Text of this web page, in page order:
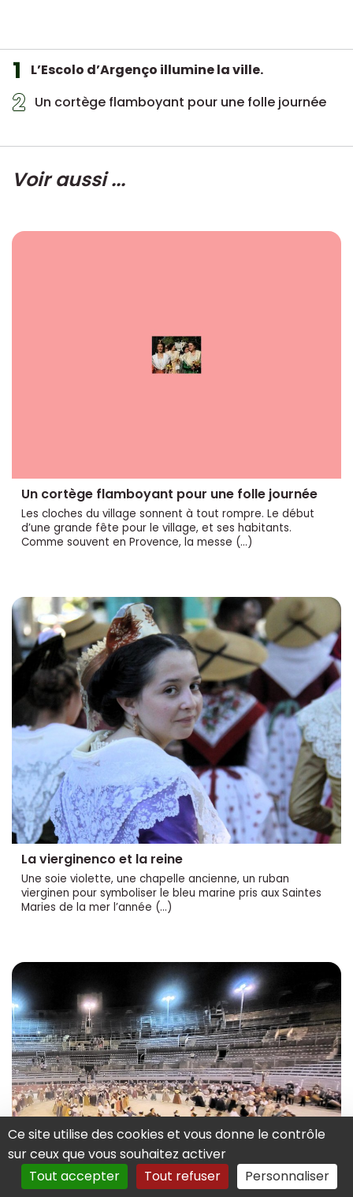
Ce site utilise des cookies et vous donne le contrôle
sur ceux que vous souhaitez activer
Tout accepter
Tout refuser Personnaliser
1 L’Escolo d’Argenço illumine la ville.
2 Un cortège flamboyant pour une folle journée
Voir aussi ...
Un cortège flamboyant pour une folle journée
Les cloches du village sonnent à tout rompre. Le début
d’une grande fête pour le village, et ses habitants.
Comme souvent en Provence, la messe (…)
La vierginenco et la reine
Une soie violette, une chapelle ancienne, un ruban
vierginen pour symboliser le bleu marine pris aux Saintes
Maries de la mer l’année (…)